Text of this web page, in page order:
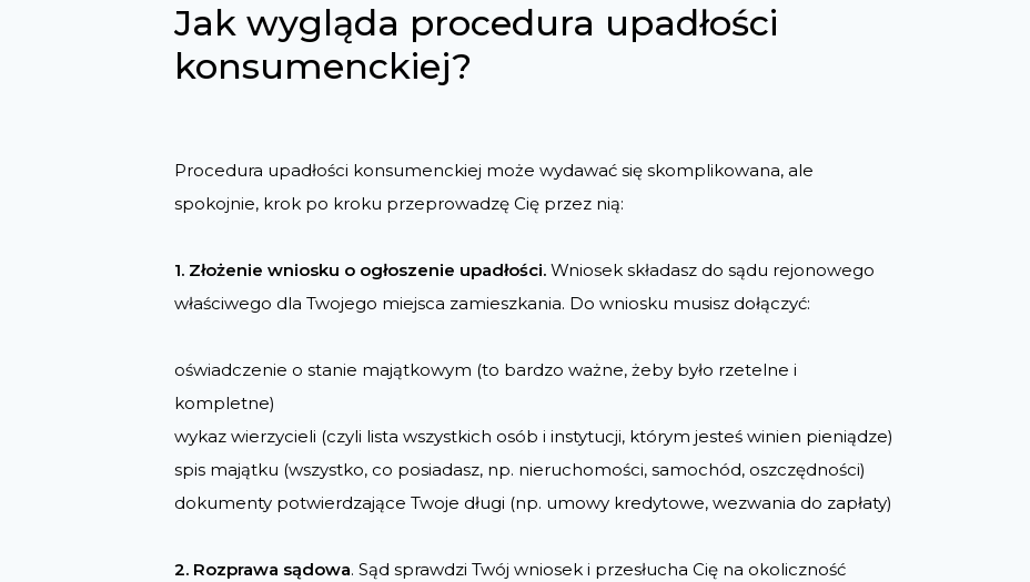
Jak wygląda procedura upadłości
konsumenckiej?
Procedura upadłości konsumenckiej może wydawać się skomplikowana, ale
spokojnie, krok po kroku przeprowadzę Cię przez nią:
1. Złożenie wniosku o ogłoszenie upadłości. Wniosek składasz do sądu rejonowego
właściwego dla Twojego miejsca zamieszkania. Do wniosku musisz dołączyć:
oświadczenie o stanie majątkowym (to bardzo ważne, żeby było rzetelne i
kompletne)
wykaz wierzycieli (czyli lista wszystkich osób i instytucji, którym jesteś winien pieniądze)
spis majątku (wszystko, co posiadasz, np. nieruchomości, samochód, oszczędności)
dokumenty potwierdzające Twoje długi (np. umowy kredytowe, wezwania do zapłaty)
2. Rozprawa sądowa. Sąd sprawdzi Twój wniosek i przesłucha Cię na okoliczność